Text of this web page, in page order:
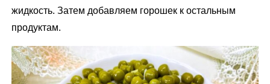
жидкость. Затем добавляем горошек к остальным
продуктам.